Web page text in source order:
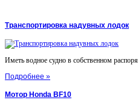
Транспортировка надувных лодок
Иметь водное судно в собственном
Подробнее »
Мотор Honda BF10